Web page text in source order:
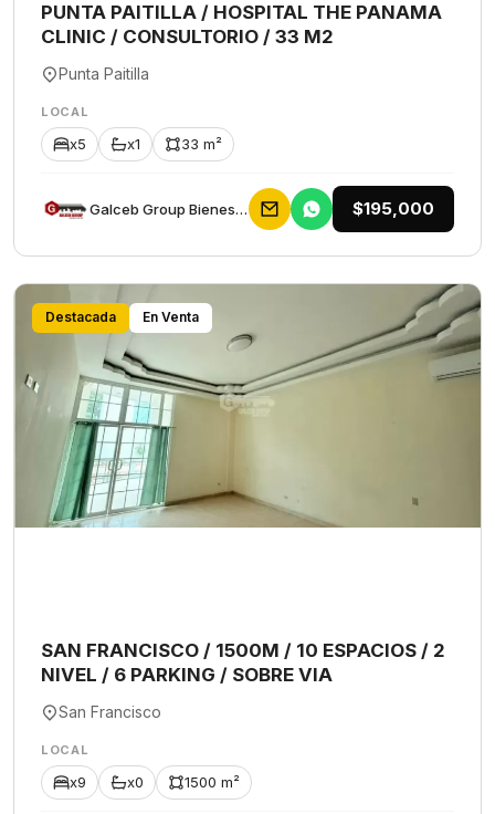
PUNTA PAITILLA / HOSPITAL THE PANAMA
CLINIC / CONSULTORIO / 33 M2
Punta Paitilla
LOCAL
x5 x1 33 m²
Galceb Group Bienes Raices $195,000
Destacada En Venta
SAN FRANCISCO / 1500M / 10 ESPACIOS / 2
NIVEL / 6 PARKING / SOBRE VIA
San Francisco
LOCAL
x9 x0 1500 m²